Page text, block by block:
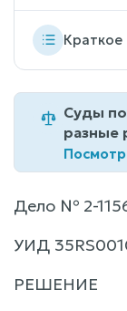
Суды
разные
Дело № 2-
УИД
РЕШЕНИЕ